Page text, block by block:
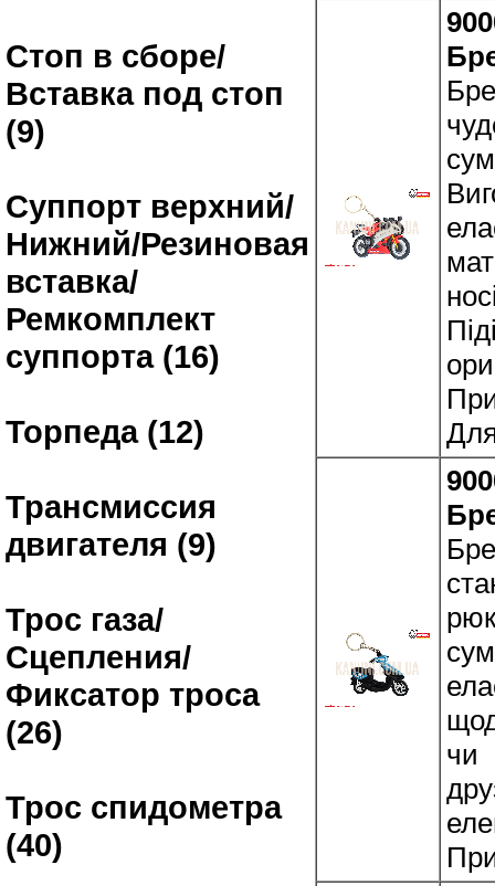
Стоп в сборе/
Вставка под стоп
(9)
Суппорт верхний/
Нижний/Резиновая
вставка/
Ремкомплект
суппорта (16)
Торпеда (12)
Трансмиссия
двигателя (9)
Трос газа/
Сцепления/
Фиксатор троса
(26)
Трос спидометра
(40)
чи